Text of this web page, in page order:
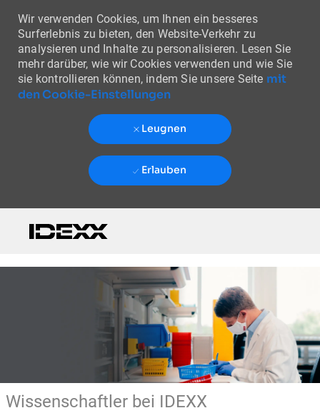
Wir verwenden Cookies, um Ihnen ein besseres
Surferlebnis zu bieten, den Website-Verkehr zu
analysieren und Inhalte zu personalisieren. Lesen Sie
mehr darüber, wie wir Cookies verwenden und wie Sie
sie kontrollieren können, indem Sie unsere Seite mit
den Cookie-Einstellungen
Leugnen
Erlauben
Wissenschaftler bei IDEXX